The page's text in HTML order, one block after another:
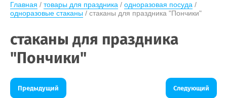
Главная / товары для праздника / одноразовая посуда
одноразовые стаканы / стаканы для праздника "Пончики"
стаканы для праздника
"Пончики"
Предыдущий Следующий